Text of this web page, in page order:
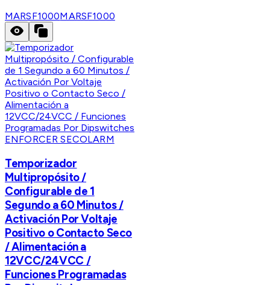
MARSF1000MARSF1000
ENFORCER SECOLARM
Temporizador
Multipropósito /
Configurable de 1
Segundo a 60 Minutos /
Activación Por Voltaje
Positivo o Contacto Seco
/ Alimentación a
12VCC/24VCC /
Funciones Programadas